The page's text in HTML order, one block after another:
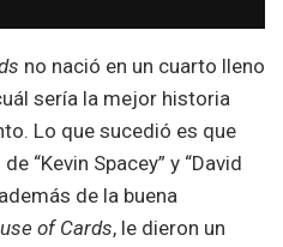
no nació en un cuarto lleno
sería la mejor historia
Lo que sucedió es que
“Kevin Spacey” y “David
de la buena
of Cards, le dieron un